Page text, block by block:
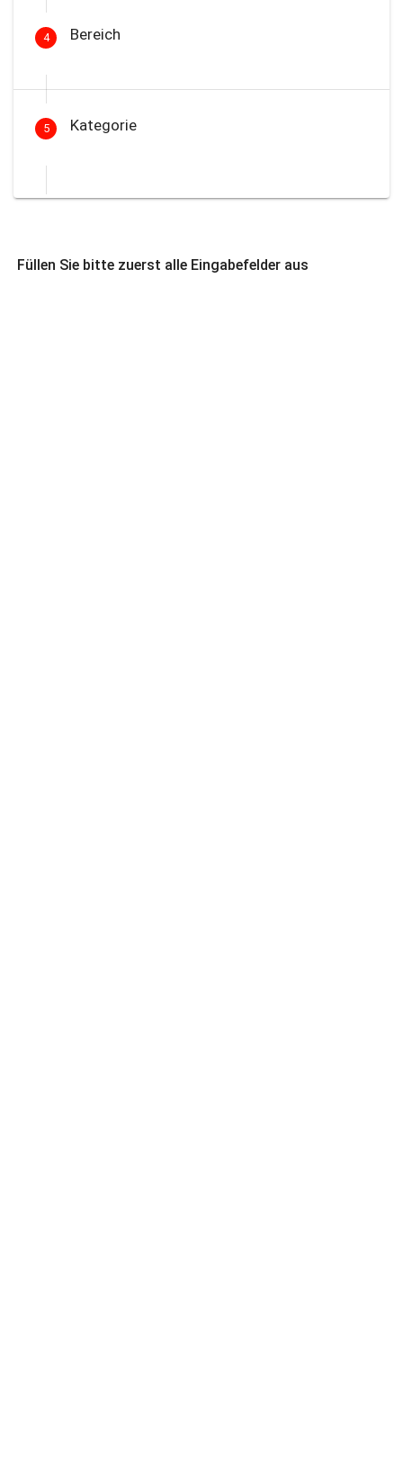
4 Bereich
5 Kategorie
Füllen Sie bitte zuerst alle Eingabefelder aus